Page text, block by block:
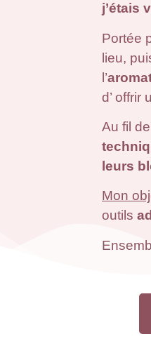
j’étais
Portée
lieu,
l’
d’ offrir
Au fil
leurs
Mon
outils